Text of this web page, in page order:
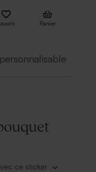
Panier
ce sticker